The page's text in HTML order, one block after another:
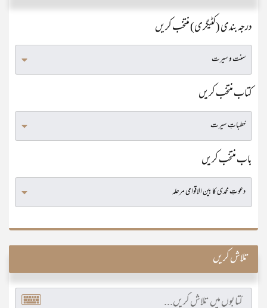
درجہ بندی (کٹیگری) منتخب کریں
کتاب منتخب کریں
باب منتخب کریں
تلاش کریں